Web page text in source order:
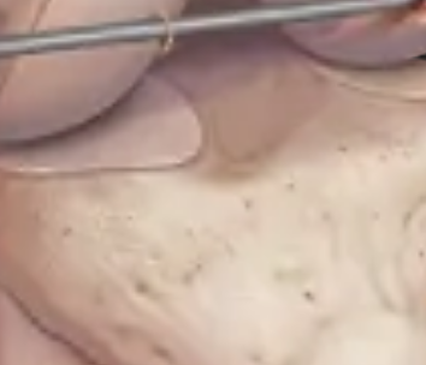
de interacciones celulares autólogas y
Columna vertebral